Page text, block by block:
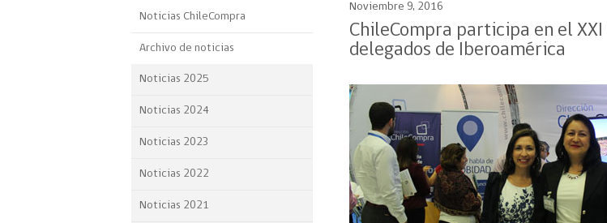
Organigrama
Participación Ciudadana
Reportes Ley de Inclusión
Eficiencia
Capacitación ChileCompra:
Certificación competencias
Centro de Ayuda
Asesorías estratégicas
Compras Coordinadas
Compra Ágil
Tipos de
Bases Tipo
Convenio
Trato directo
Subasta inversa
electrónica
Noticias ChileCompra
Archivo de noticias
Noticias 2025
Noticias 2024
Noticias 2023
Noticias 2022
Noticias 2021
Noviembre 9, 2016
ChileCompra participa en el XXI
delegados de Iberoamérica